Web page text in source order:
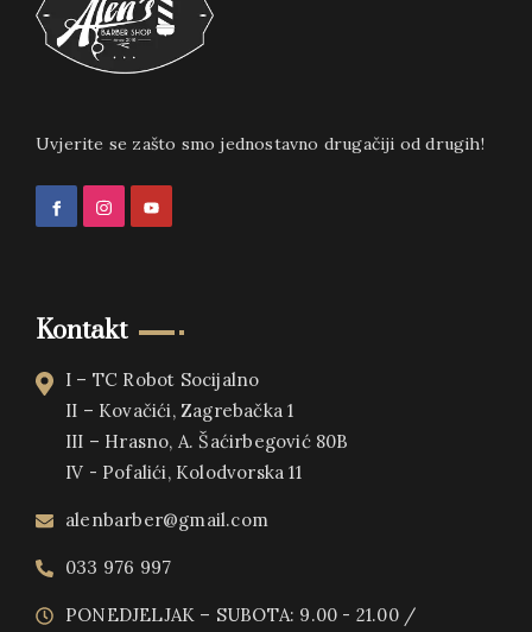
Uvjerite se zašto smo jednostavno drugačiji od drugih!
Kontakt
I – TC Robot Socijalno
II – Kovačići, Zagrebačka 1
III – Hrasno, A. Šaćirbegović 80B
IV - Pofalići, Kolodvorska 11
alenbarber@gmail.com
033 976 997
PONEDJELJAK – SUBOTA: 9.00 - 21.00 /